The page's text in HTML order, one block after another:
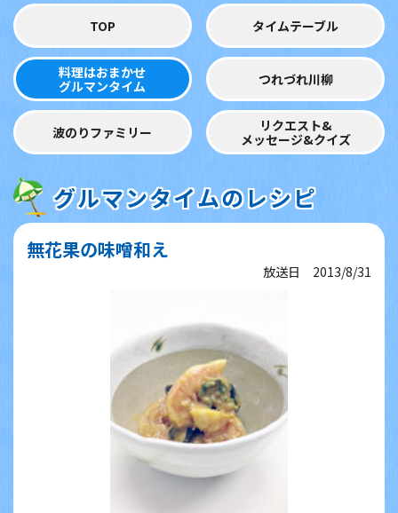
TOP タイムテーブル
料理はおまかせ
グルマンタイム
つれづれ川柳
波のりファミリー
リクエスト&
メッセージ&クイズ
グルマンタイムのレシピ
無花果の味噌和え
放送日 2013/8/31